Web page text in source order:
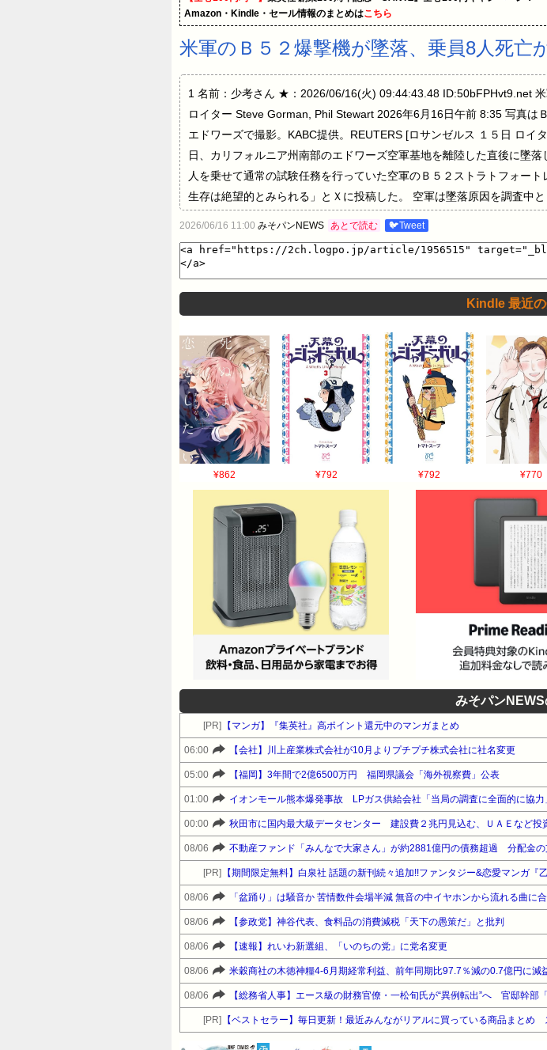
Amazon・Kindle・セール情報のまとめはこちら
米軍のＢ５２爆撃機が墜落、乗員8人死
1 名前：少考さん ★：2026/06/16(火) 09:44:43.48 ID:50bFPHvt9.net
ロイター Steve Gorman, Phil Stewart 2026年6月16日午前 8:35 写真は
エドワーズで撮影。KABC提供。REUTERS [ロサンゼルス １５日 ロイ
日、カリフォル‌ニア州南部のエドワーズ空軍基地を離陸した直後に墜
人を乗せて⁠通常の試験任務を行ってい​た空軍のＢ５２ストラトフォー
生存は絶望的とみられ​る」とＸに投稿した。 空軍は墜落​原因を調査中
2026/06/16 11:00 みそパンNEWS あとで読む 🐦Tweet
Kindle 最近
¥862 ¥792 ¥792 ¥770
みそパン
[PR] 【マンガ】『集英社』高ポイント還元中のマンガまとめ
06:00 【会社】川上産業株式会社が10月よりプチプチ株式会社に社名変更
05:00 【福岡】3年間で2億6500万円 福岡県議会「海外視察費」公表
01:00
00:00 秋田市に国内最大級データセンター 建設費２兆円見込む、ＵＡＥなど投
08/06 不動産ファンド「みんなで大家さん」が約2881億円の債務超過 分配金
[PR] 【期間限定無料】白泉社 話題の新刊続々追加!!ファンタジー&恋愛マンガ
08/06 「盆踊り」は騒音か 苦情数件会場半減 無音の中イヤホンから流れる曲に
08/06 【参政党】神谷代表、食料品の消費減税「天下の愚策だ」と批判
08/06 【速報】れいわ新選組、「いのちの党」に党名変更
08/06 米穀商社の木徳神糧4-6月期経常利益、前年同期比97.7％減の0.7億円に減
08/06 【総務省人事】エース級の財務官僚・一松旬氏が“異例転出”へ 官邸幹部
[PR] 【ベストセラー】毎日更新！最近みんながリアルに買っている商品まとめ